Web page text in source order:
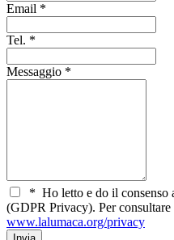
Email *
Tel. *
Messaggio *
* Ho letto e do il consenso
(GDPR Privacy). Per
www.lalumaca.org/privacy